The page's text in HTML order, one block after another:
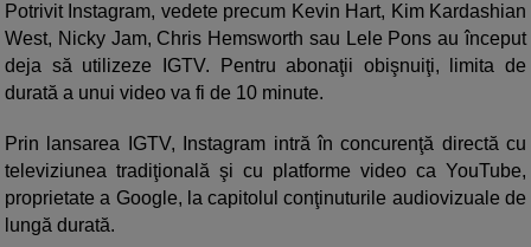
Potrivit Instagram, vedete precum Kevin Hart, Kim Kardashian
West, Nicky Jam, Chris Hemsworth sau Lele Pons au început
deja să utilizeze IGTV. Pentru abonaţii obişnuiţi, limita de
durată a unui video va fi de 10 minute.
Prin lansarea IGTV, Instagram intră în concurenţă directă cu
televiziunea tradiţională şi cu platforme video ca YouTube,
proprietate a Google, la capitolul conţinuturile audiovizuale de
lungă durată.